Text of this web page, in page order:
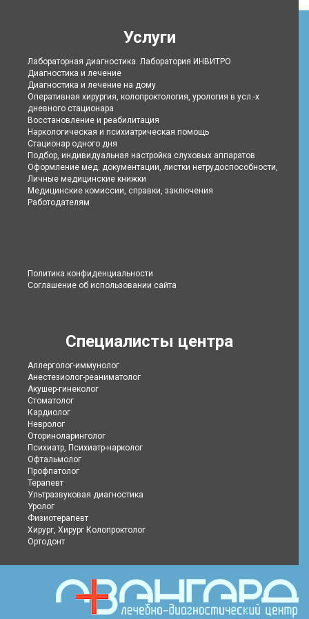
Услуги
Лабораторная диагностика. Лаборатория ИНВИТРО
Диагностика и лечение
Диагностика и лечение на дому
Оперативная хирургия, колопроктология, урология в усл.-х
дневного стационара
Восстановление и реабилитация
Наркологическая и психиатрическая помощь
Стационар одного дня
Подбор, индивидуальная настройка слуховых аппаратов
Оформление мед. документации, листки нетрудоспособности,
Личные медицинские книжки
Медицинские комиссии, справки, заключения
Работодателям
Политика конфиденциальности
Соглашение об использовании сайта
Специалисты центра
Аллерголог-иммунолог
Анестезиолог-реаниматолог
Акушер-гинеколог
Стоматолог
Кардиолог
Невролог
Оториноларинголог
Психиатр, Психиатр-нарколог
Офтальмолог
Профпатолог
Терапевт
Ультразвуковая диагностика
Уролог
Физиотерапевт
Хирург, Хирург Колопроктолог
Ортодонт